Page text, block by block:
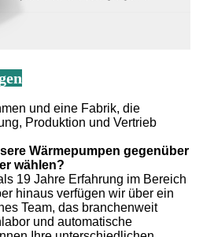
und eine Fabrik, die
Produktion und Vertrieb
Wärmepumpen gegenüber
wählen?
19 Jahre Erfahrung im Bereich
hinaus verfügen wir über ein
Team, das branchenweit
und automatische